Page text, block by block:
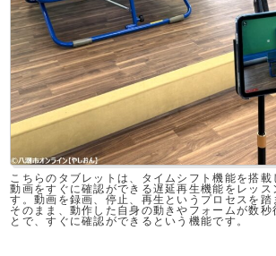
こちらのタブレットは、タイムシフト機能を搭
動画をすぐに確認ができる遅延再生機能をレッス
す。動画を録画、停止、再生というプロセスを踏
そのまま、動作した自身の動きやフォームが数秒
とで、すぐに確認ができるという機能です。